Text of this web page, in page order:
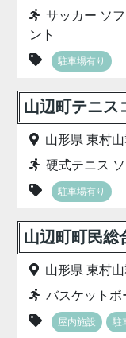
サッカー ソ
ント
駐車場有り
山辺町テニス
山形県 東村
硬式テニス
駐車場有り
山辺町町民総
山形県 東村
バスケットボ
屋内施設 駐